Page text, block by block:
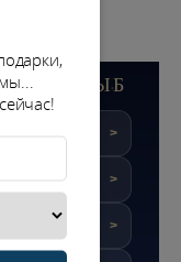
ДЛЯ РЫБ
>
★★☆☆☆ >
★★★☆☆ >